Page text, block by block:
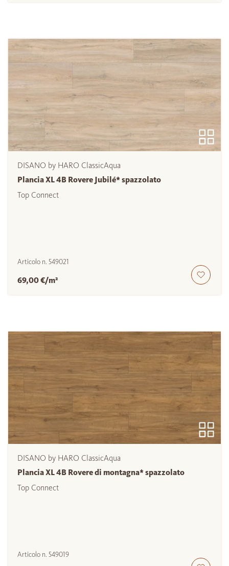
DISANO by HARO ClassicAqua
Plancia XL 4B Rovere Jubilé* spazzolato
Top Connect
Articolo n. 549021
69,00 €/m²
DISANO by HARO ClassicAqua
Plancia XL 4B Rovere di montagna* spazzolato
Top Connect
Articolo n. 549019